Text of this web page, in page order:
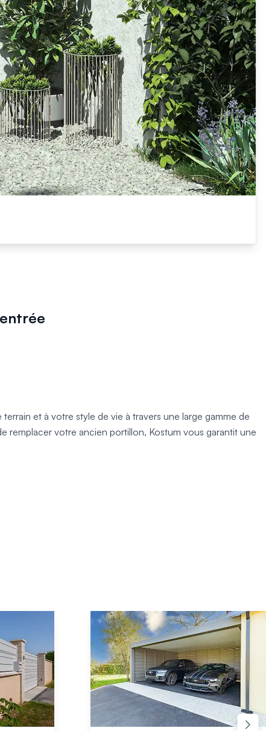
et à votre style de vie à travers une large gamme de
remplacer votre ancien portillon, Kostum vous garantit une